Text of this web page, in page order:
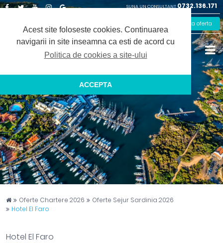
Acest site foloseste cookies. Continuarea
navigarii in site inseamna ca esti de acord cu
Politica de cookies a site-ului
ACCEPTA
Captain Travel
Oferte Chartere 2026
Oferte Sejur Sardinia 2026
Hotel El Faro
Hotel El Faro
SUNA UN CONSULTANT 0732.136.171
Plus
Solicita oferta